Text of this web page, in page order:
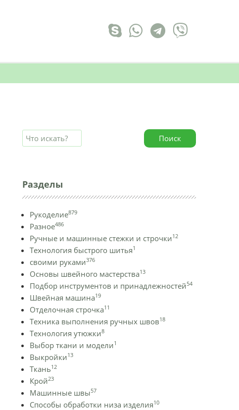
Поиск
Разделы
Рукоделие879
Разное486
Ручные и машинные стежки и строчки12
Технология быстрого шитья1
своими руками376
Основы швейного мастерства13
Подбор инструментов и принадлежностей54
Швейная машина19
Отделочная строчка11
Техника выполнения ручных швов18
Технология утюжки8
Выбор ткани и модели1
Выкройки13
Ткань12
Крой23
Машинные швы57
Способы обработки низа изделия10